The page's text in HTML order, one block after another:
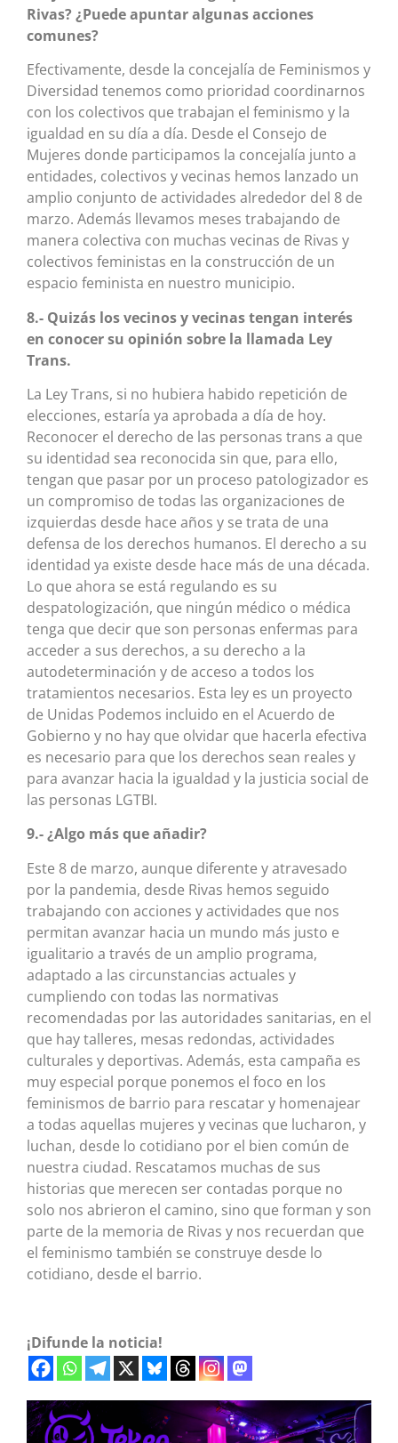
Rivas? ¿Puede apuntar algunas acciones
comunes?
Efectivamente, desde la concejalía de Feminismos y
Diversidad tenemos como prioridad coordinarnos
con los colectivos que trabajan el feminismo y la
igualdad en su día a día. Desde el Consejo de
Mujeres donde participamos la concejalía junto a
entidades, colectivos y vecinas hemos lanzado un
amplio conjunto de actividades alrededor del 8 de
marzo. Además llevamos meses trabajando de
manera colectiva con muchas vecinas de Rivas y
colectivos feministas en la construcción de un
espacio feminista en nuestro municipio.
8.- Quizás los vecinos y vecinas tengan interés
en conocer su opinión sobre la llamada Ley
Trans.
La Ley Trans, si no hubiera habido repetición de
elecciones, estaría ya aprobada a día de hoy.
Reconocer el derecho de las personas trans a que
su identidad sea reconocida sin que, para ello,
tengan que pasar por un proceso patologizador es
un compromiso de todas las organizaciones de
izquierdas desde hace años y se trata de una
defensa de los derechos humanos. El derecho a su
identidad ya existe desde hace más de una década.
Lo que ahora se está regulando es su
despatologización, que ningún médico o médica
tenga que decir que son personas enfermas para
acceder a sus derechos, a su derecho a la
autodeterminación y de acceso a todos los
tratamientos necesarios. Esta ley es un proyecto
de Unidas Podemos incluido en el Acuerdo de
Gobierno y no hay que olvidar que hacerla efectiva
es necesario para que los derechos sean reales y
para avanzar hacia la igualdad y la justicia social de
las personas LGTBI.
9.- ¿Algo más que añadir?
Este 8 de marzo, aunque diferente y atravesado
por la pandemia, desde Rivas hemos seguido
trabajando con acciones y actividades que nos
permitan avanzar hacia un mundo más justo e
igualitario a través de un amplio programa,
adaptado a las circunstancias actuales y
cumpliendo con todas las normativas
recomendadas por las autoridades sanitarias, en el
que hay talleres, mesas redondas, actividades
culturales y deportivas. Además, esta campaña es
muy especial porque ponemos el foco en los
feminismos de barrio para rescatar y homenajear
a todas aquellas mujeres y vecinas que lucharon, y
luchan, desde lo cotidiano por el bien común de
nuestra ciudad. Rescatamos muchas de sus
historias que merecen ser contadas porque no
solo nos abrieron el camino, sino que forman y son
parte de la memoria de Rivas y nos recuerdan que
el feminismo también se construye desde lo
cotidiano, desde el barrio.
¡Difunde la noticia!